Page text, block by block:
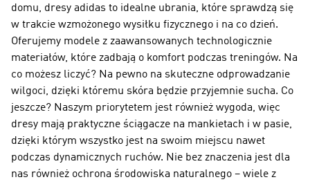
domu, dresy adidas to idealne ubrania, które sprawdzą się
w trakcie wzmożonego wysiłku fizycznego i na co dzień.
Oferujemy modele z zaawansowanych technologicznie
materiałów, które zadbają o komfort podczas treningów. Na
co możesz liczyć? Na pewno na skuteczne odprowadzanie
wilgoci, dzięki któremu skóra będzie przyjemnie sucha. Co
jeszcze? Naszym priorytetem jest również wygoda, więc
dresy mają praktyczne ściągacze na mankietach i w pasie,
dzięki którym wszystko jest na swoim miejscu nawet
podczas dynamicznych ruchów. Nie bez znaczenia jest dla
nas również ochrona środowiska naturalnego – wiele z